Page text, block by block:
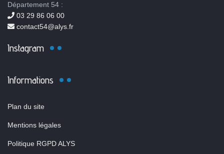
Département 54 :
03 29 86 06 00
contact54@alys.fr
Instagram
Informations
Plan du site
Mentions légales
Politique RGPD ALYS